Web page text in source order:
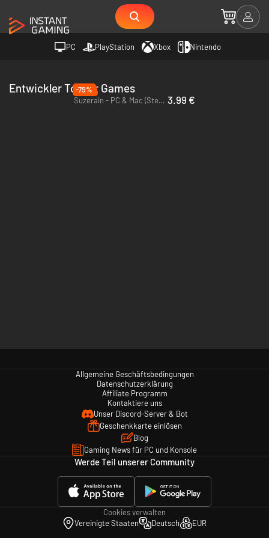
PC PlayStation Xbox Nintendo
Entwickler Torpor Games
-79%
Suzerain - PC & Mac (Steam) 3.99 €
Allgemeine Geschäftsbedingungen
Datenschutzerklärung
Affiliate Programm
Kontaktiere uns
Unser Discord-Server & Bot
Geschenkkarte einlösen
Blog
Gaming News für PC und Konsole
Werde Teil unserer Community
Cookies verwalten
Vereinigte Staaten
Deutsch EUR